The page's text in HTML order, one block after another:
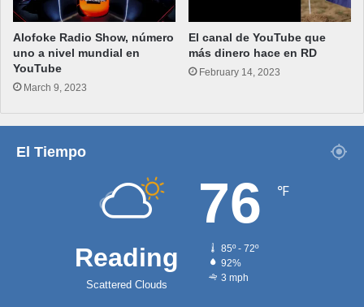
Alofoke Radio Show, número
uno a nivel mundial en
YouTube
March 9, 2023
El canal de YouTube que
más dinero hace en RD
February 14, 2023
El Tiempo
Reading
Scattered Clouds
76 ℉
85º - 72º
92%
3 mph